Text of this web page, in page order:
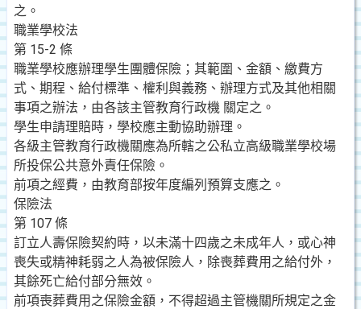
之。
職業學校法
第 15-2 條
職業學校應辦理學生團體保險；其範圍、金額、繳費方
式、期程、給付標準、權利與義務、辦理方式及其他相關
事項之辦法，由各該主管教育行政機 關定之。
學生申請理賠時，學校應主動協助辦理。
各級主管教育行政機關應為所轄之公私立高級職業學校場
所投保公共意外責任保險。
前項之經費，由教育部按年度編列預算支應之。
保險法
第 107 條
訂立人壽保險契約時，以未滿十四歲之未成年人，或心神
喪失或精神耗弱之人為被保險人，除喪葬費用之給付外，
其餘死亡給付部分無效。
前項喪葬費用之保險金額，不得超過主管機關所規定之金